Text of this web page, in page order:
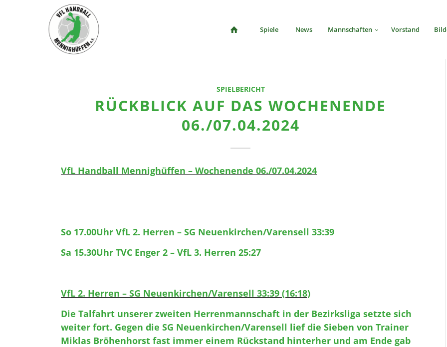
Spiele News Mannschaften Vorstand
SPIELBERICHT
RÜCKBLICK AUF DAS WOCHENENDE
06./07.04.2024
VfL Handball Mennighüffen – Wochenende 06./07.04.2024
So 17.00Uhr VfL 2. Herren – SG Neuenkirchen/Varensell 33:39
Sa 15.30Uhr TVC Enger 2 – VfL 3. Herren 25:27
VfL 2. Herren – SG Neuenkirchen/Varensell 33:39 (16:18)
Die Talfahrt unserer zweiten Herrenmannschaft in der Bezirksliga setzte sich
weiter fort. Gegen die SG Neuenkirchen/Varensell lief die Sieben von Trainer
Miklas Bröhenhorst fast immer einem Rückstand hinterher und am Ende gab